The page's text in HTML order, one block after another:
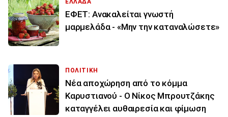
ΕΛΛΑΔΑ
ΕΦΕΤ: Ανακαλείται γνωστή
μαρμελάδα - «Μην την καταναλώσετε»
ΠΟΛΙΤΙΚΗ
Νέα αποχώρηση από το κόμμα
Καρυστιανού - Ο Νίκος Μπρουτζάκης
καταγγέλει αυθαιρεσία και φίμωση